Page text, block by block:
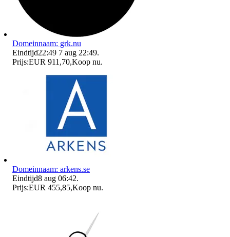
Domeinnaam: grk.nu
Eindtijd22:49 7 aug 22:49.
Prijs:EUR 911,70,Koop nu.
Domeinnaam: arkens.se
Eindtijd8 aug 06:42.
Prijs:EUR 455,85,Koop nu.